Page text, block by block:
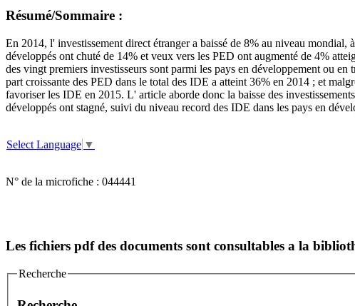
Résumé/Sommaire :
En 2014, l' investissement direct étranger a baissé de 8% au niveau
développés ont chuté de 14% et veux vers les PED ont augmenté de 4%
des vingt premiers investisseurs sont parmi les pays en développement ou
part croissante des PED dans le total des IDE a atteint 36% en 2014 ; et
favoriser les IDE en 2015. L' article aborde donc la baisse des
développés ont stagné, suivi du niveau record des IDE dans les pays en
Select Language ▼
N° de la microfiche : 044441
Les fichiers pdf des documents sont consultables a la
Recherche